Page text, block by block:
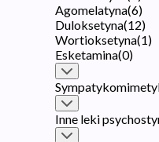
Agomelatyna(6)
Duloksetyna(12)
Wortioksetyna(1)
Esketamina(0)
Inne leki